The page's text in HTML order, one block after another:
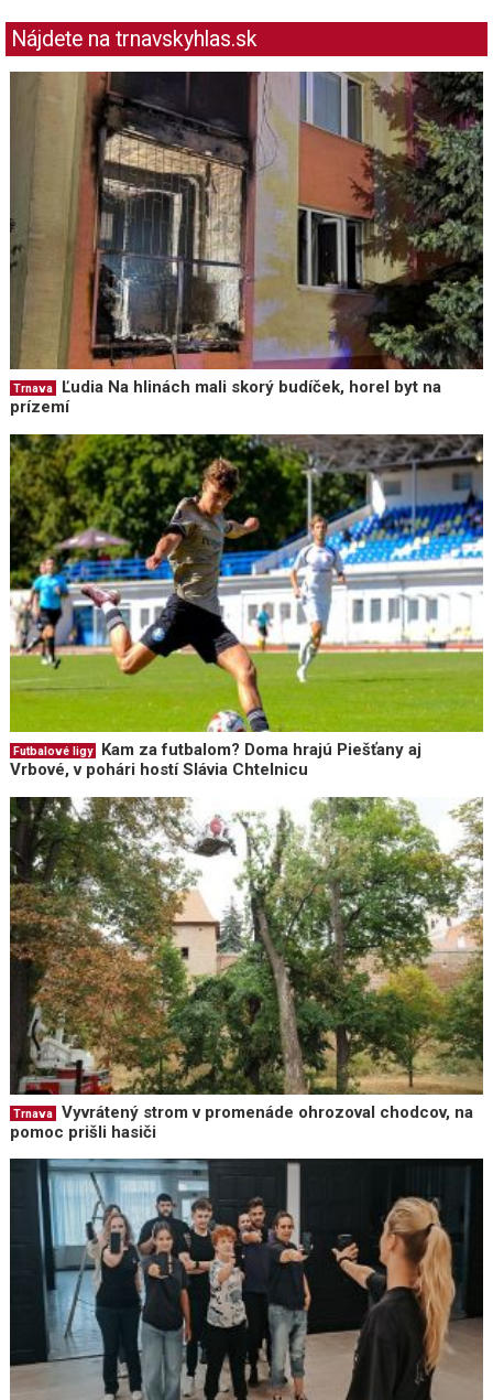
Nájdete na trnavskyhlas.sk
Trnava
Ľudia Na hlinách mali skorý budíček, horel byt na
prízemí
Futbalové ligy
Kam za futbalom? Doma hrajú Piešťany aj
Vrbové, v pohári hostí Slávia Chtelnicu
Trnava
Vyvrátený strom v promenáde ohrozoval chodcov, na
pomoc prišli hasiči